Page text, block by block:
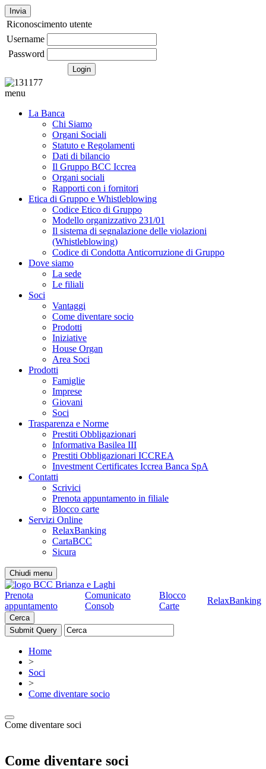
Invia
Riconoscimento utente
Username
Password
menu
La Banca
Chi Siamo
Organi Sociali
Statuto e Regolamenti
Dati di bilancio
Il Gruppo BCC Iccrea
Organi sociali
Rapporti con i fornitori
Etica di Gruppo e Whistleblowing
Codice Etico di Gruppo
Modello organizzativo 231/01
Il sistema di segnalazione delle violazioni
(Whistleblowing)
Codice di Condotta Anticorruzione di Gruppo
Dove siamo
La sede
Le filiali
Soci
Vantaggi
Come diventare socio
Prodotti
Iniziative
House Organ
Area Soci
Prodotti
Famiglie
Imprese
Giovani
Soci
Trasparenza e Norme
Prestiti Obbligazionari
Informativa Basilea III
Prestiti Obbligazionari ICCREA
Investment Certificates Iccrea Banca SpA
Contatti
Scrivici
Prenota appuntamento in filiale
Blocco carte
Servizi Online
RelaxBanking
CartaBCC
Sicura
Chiudi menu
Prenota
appuntamento
Comunicato
Consob
Blocco
Carte
RelaxBanking
Cerca
Home
>
Soci
>
Come diventare socio
Come diventare soci
Come diventare soci